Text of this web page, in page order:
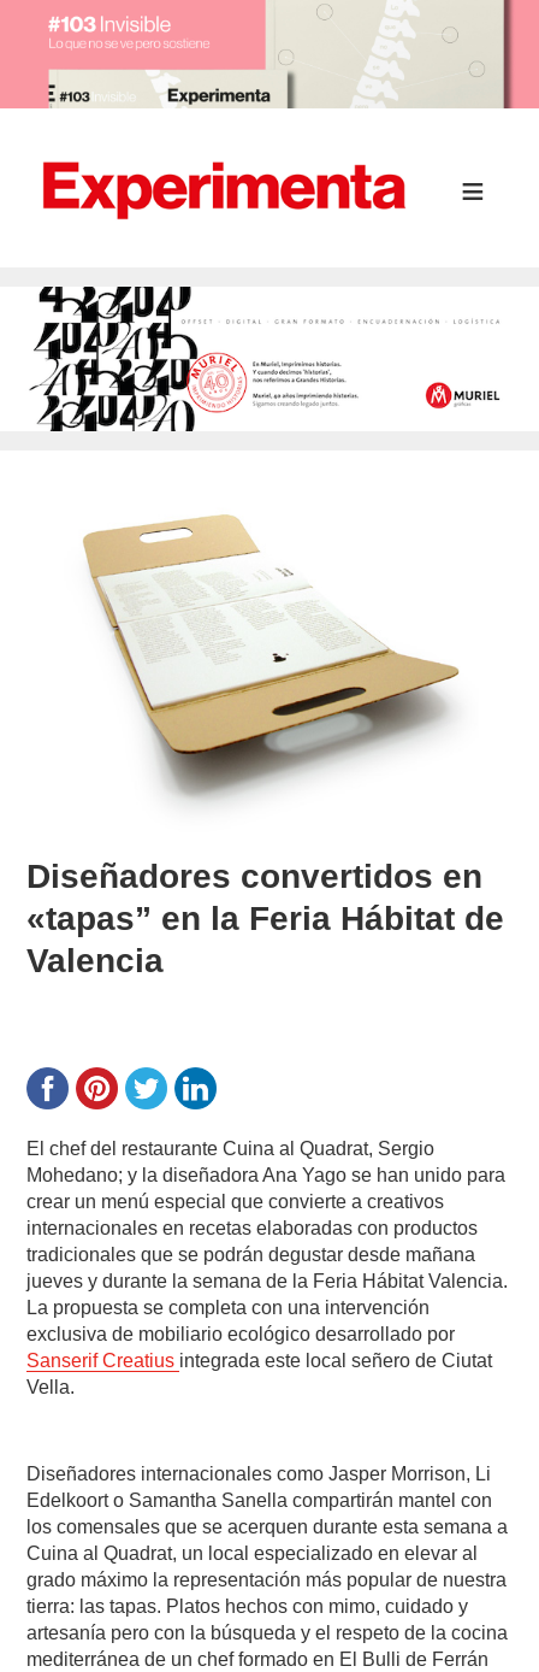
Diseñadores convertidos en
«tapas” en la Feria Hábitat de
Valencia
El chef del restaurante Cuina al Quadrat, Sergio
Mohedano; y la diseñadora Ana Yago se han unido para
crear un menú especial que convierte a creativos
internacionales en recetas elaboradas con productos
tradicionales que se podrán degustar desde mañana
jueves y durante la semana de la Feria Hábitat Valencia.
La propuesta se completa con una intervención
exclusiva de mobiliario ecológico desarrollado por
Sanserif Creatius integrada este local señero de Ciutat
Vella.
Diseñadores internacionales como Jasper Morrison, Li
Edelkoort o Samantha Sanella compartirán mantel con
los comensales que se acerquen durante esta semana a
Cuina al Quadrat, un local especializado en elevar al
grado máximo la representación más popular de nuestra
tierra: las tapas. Platos hechos con mimo, cuidado y
artesanía pero con la búsqueda y el respeto de la cocina
mediterránea de un chef formado en El Bulli de Ferrán